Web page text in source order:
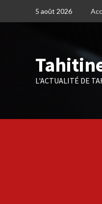
5 août 2026
L'ACTUALITÉ DE